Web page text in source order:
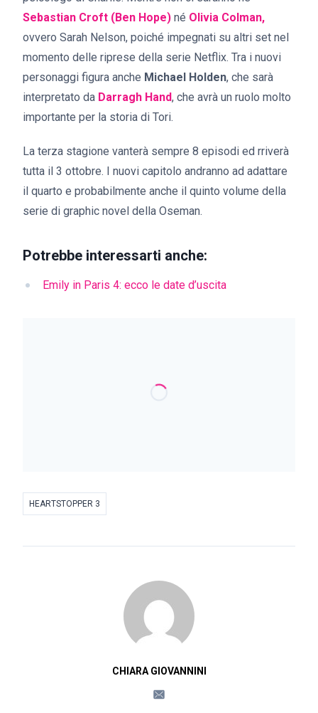
Sebastian Croft (Ben Hope) né Olivia Colman,
ovvero Sarah Nelson, poiché impegnati su altri set nel
momento delle riprese della serie Netflix. Tra i nuovi
personaggi figura anche Michael Holden, che sarà
interpretato da Darragh Hand, che avrà un ruolo molto
importante per la storia di Tori.
La terza stagione vanterà sempre 8 episodi ed rriverà
tutta il 3 ottobre. I nuovi capitolo andranno ad adattare
il quarto e probabilmente anche il quinto volume della
serie di graphic novel della Oseman.
Potrebbe interessarti anche:
Emily in Paris 4: ecco le date d’uscita
HEARTSTOPPER 3
CHIARA GIOVANNINI